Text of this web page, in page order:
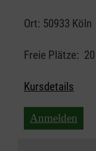
Ort: 50933 Köln
Freie Plätze: 20
Kursdetails
Anmelden